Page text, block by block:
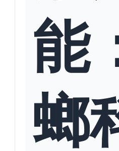
能
螂